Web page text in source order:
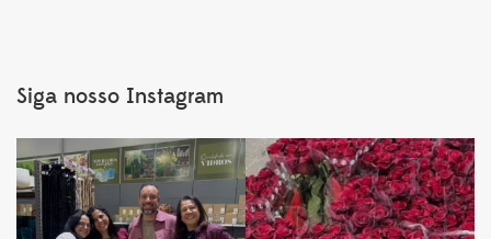
Siga nosso Instagram